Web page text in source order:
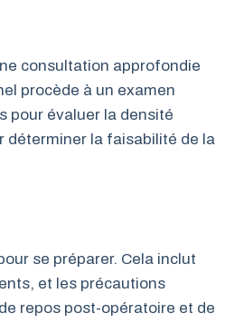
consultation approfondie
procède à un examen
pour évaluer la densité
déterminer la faisabilité de la
se préparer. Cela inclut
et les précautions
repos post-opératoire et de